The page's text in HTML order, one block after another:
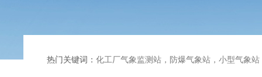
热门关键词： 化工厂气象监测站，防爆气象站，小型气象站，化